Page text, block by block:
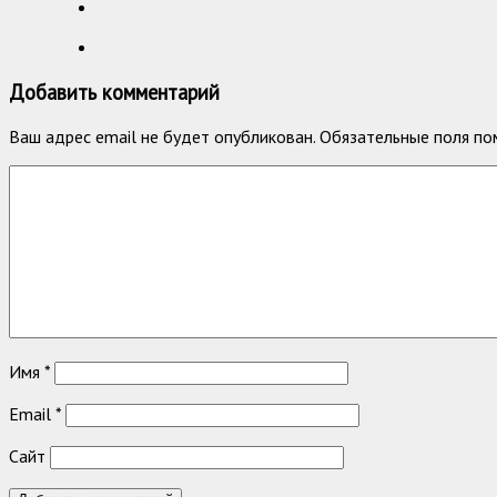
Добавить комментарий
Ваш адрес email не будет опубликован. Обязательные поля
Имя *
Email *
Сайт